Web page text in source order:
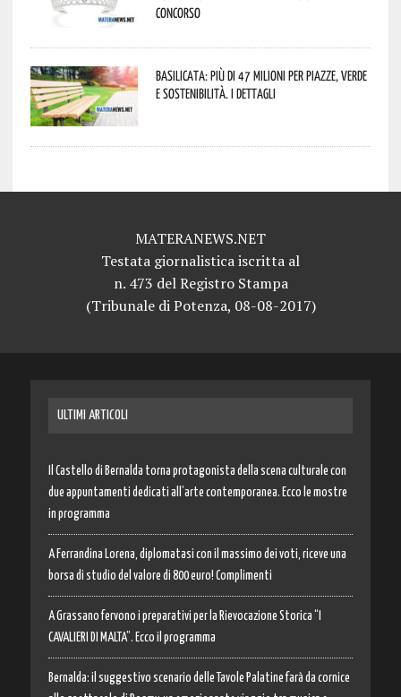
concorso
Basilicata: più di 47 milioni per piazze, verde
e sostenibilità. I dettagli
MATERANEWS.NET
Testata giornalistica iscritta al
n. 473 del Registro Stampa
(Tribunale di Potenza, 08-08-2017)
ULTIMI ARTICOLI
Il Castello di Bernalda torna protagonista della scena culturale con
due appuntamenti dedicati all’arte contemporanea. Ecco le mostre
in programma
A Ferrandina Lorena, diplomatasi con il massimo dei voti, riceve una
borsa di studio del valore di 800 euro! Complimenti
A Grassano fervono i preparativi per la Rievocazione Storica “I
CAVALIERI DI MALTA”. Ecco il programma
Bernalda: il suggestivo scenario delle Tavole Palatine farà da cornice